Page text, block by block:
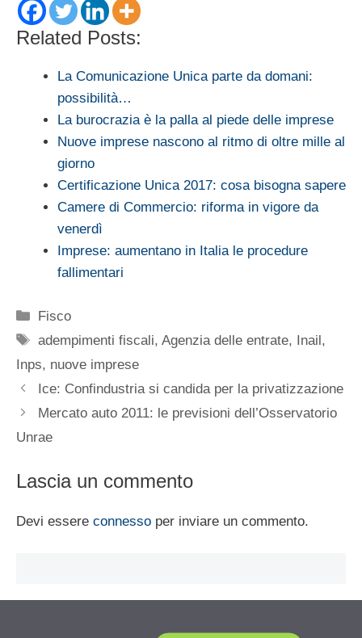
Related Posts:
La Comunicazione Unica parte da domani:
possibilità…
La burocrazia è la palla al piede delle imprese
Nuove imprese nascono al ritmo di oltre mille al
giorno
Certificazione Unica 2017: cosa bisogna sapere
Camere di Commercio: riforma in vigore da
venerdì
Imprese: aumentano in Italia le procedure
fallimentari
Categorie
Fisco
Tag
adempimenti fiscali,Agenzia delle entrate, Inail,
Inps, nuove imprese
Ice: Confindustria si candida per la privatizzazione
Mercato auto 2011: le previsioni dell’Osservatorio
Unrae
Lascia un commento
Devi essere connesso per inviare un commento.